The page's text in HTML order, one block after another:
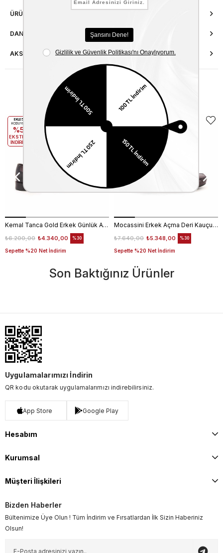
ÜRÜN ÖZELLIKLERI
DANIŞMA HATTI
AKSESUAR ONARIMI
Benzer Ürünler
Kemal Tanca Gold Erkek Günlük Ayakkabı 6612-152
₺4.340,00
₺6.200,00
Sepette %20 Net İndirim
%30
EKLE5
KODUYLA
%5
EKSTRA
İNDİRİM
Mocassini Erkek Açma Deri Kauçuk Taban Bordo Günlük Ayakkabı
₺5.348,00
₺7.640,00
Sepette %20 Net İndirim
%30
İNDİRİM
Son Baktığınız Ürünler
Uygulamalarımızı İndirin
QR kodu okutarak uygulamalarımızı indirebilirsiniz.
App Store Google Play
Hesabım
Kurumsal
Müşteri İlişkileri
Bizden Haberler
Bültenimize Üye Olun ! Tüm İndirim ve Fırsatlardan İlk Sizin Haberiniz
Olsun!